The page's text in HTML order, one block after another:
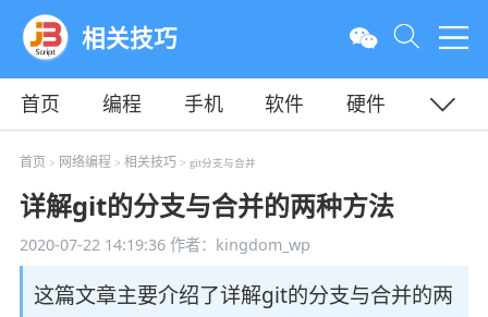
相关技巧
首页 编程 手机 软件
硬件
教程
平面 服务器
首页 > 网络编程 > 相关技巧 > git分支与合并
详解git的分支与合并的两种方法
2020-07-22 14:19:36作者：kingdom_wp
这篇文章主要介绍了详解git的分支与合并的两